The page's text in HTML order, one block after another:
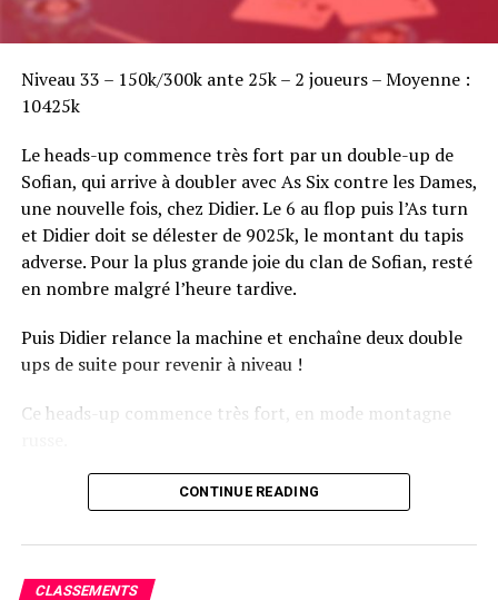
Niveau 33 – 150k/300k ante 25k – 2 joueurs – Moyenne :
10425k
Le heads-up commence très fort par un double-up de
Sofian, qui arrive à doubler avec As Six contre les Dames,
une nouvelle fois, chez Didier. Le 6 au flop puis l’As turn
et Didier doit se délester de 9025k, le montant du tapis
adverse. Pour la plus grande joie du clan de Sofian, resté
en nombre malgré l’heure tardive.
Puis Didier relance la machine et enchaîne deux double
ups de suite pour revenir à niveau !
Ce heads-up commence très fort, en mode montagne
Le champagne va réchauffer si les deux finalistes ne se décident pas !
CONTINUE READING
CLASSEMENTS